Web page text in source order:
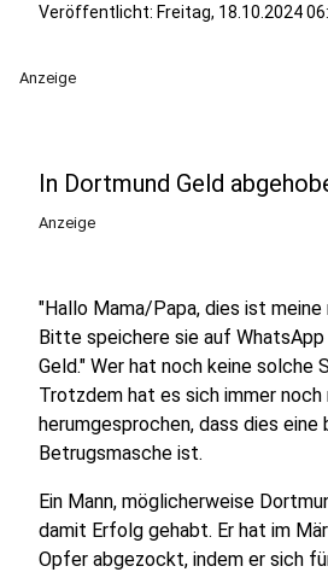
Veröffentlicht: Freitag, 18.10.2024
Anzeige
In Dortmund Geld
Anzeige
"Hallo Mama/Papa, dies ist meine
Bitte speichere sie auf
Geld." Wer hat noch keine solche
Trotzdem hat es sich immer noch
herumgesprochen, dass dies eine
Betrugsmasche ist.
Ein Mann, möglicherweise
damit Erfolg gehabt. Er hat im
Opfer abgezockt, indem er sich